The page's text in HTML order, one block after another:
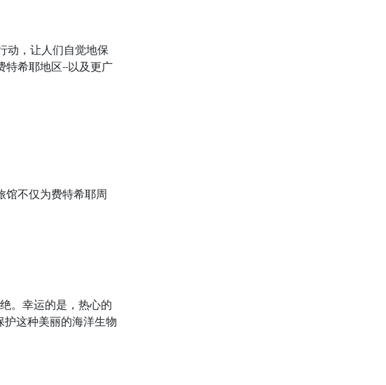
动，让人们自觉地保
希耶地区--以及更广
馆不仅为费特希耶周
。幸运的是，热心的
这种美丽的海洋生物